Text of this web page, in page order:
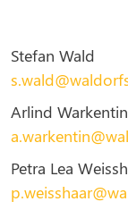
Stefan Wald
Arlind Warkentin
Petra Lea